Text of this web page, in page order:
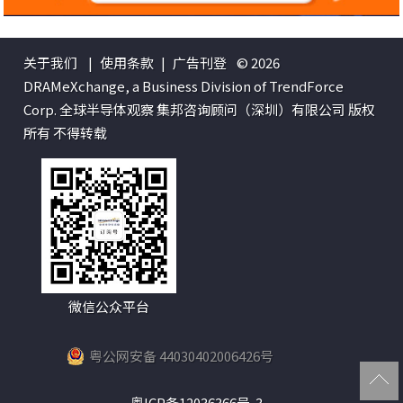
关于我们 | 使用条款 | 广告刊登 © 2026
DRAMeXchange, a Business Division of TrendForce
Corp. 全球半导体观察 集邦咨询顾问（深圳）有限公司 版权
所有 不得转载
微信公众平台
粤公网安备 44030402006426号